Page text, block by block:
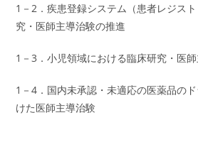
1－2．疾患登録システム（患者レジス
究・医師主導治験の推進
1－3．小児領域における臨床研究・医
1－4．国内未承認・未適応の医薬品の
けた医師主導治験